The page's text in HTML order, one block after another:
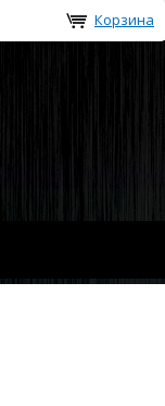
Корзина